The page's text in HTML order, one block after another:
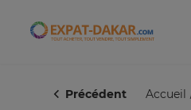
Expat-Dakar
Précédent Accueil